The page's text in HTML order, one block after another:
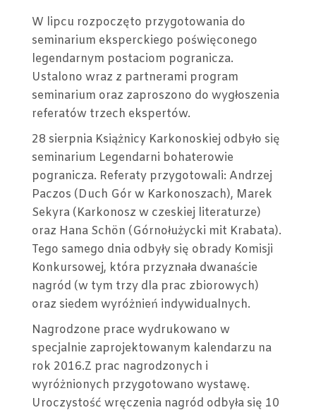
W lipcu rozpoczęto przygotowania do
seminarium eksperckiego poświęconego
legendarnym postaciom pogranicza.
Ustalono wraz z partnerami program
seminarium oraz zaproszono do wygłoszenia
referatów trzech ekspertów.
28 sierpnia Książnicy Karkonoskiej odbyło się
seminarium Legendarni bohaterowie
pogranicza. Referaty przygotowali: Andrzej
Paczos (Duch Gór w Karkonoszach), Marek
Sekyra (Karkonosz w czeskiej literaturze)
oraz Hana Schön (Górnołużycki mit Krabata).
Tego samego dnia odbyły się obrady Komisji
Konkursowej, która przyznała dwanaście
nagród (w tym trzy dla prac zbiorowych)
oraz siedem wyróżnień indywidualnych.
Nagrodzone prace wydrukowano w
specjalnie zaprojektowanym kalendarzu na
rok 2016.Z prac nagrodzonych i
wyróżnionych przygotowano wystawę.
Uroczystość wręczenia nagród odbyła się 10